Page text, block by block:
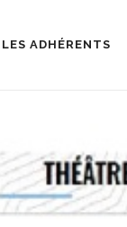
LES ADHÉRENTS